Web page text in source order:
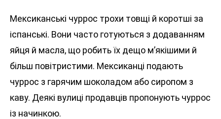
Мексиканські чуррос трохи товщі й коротші за
іспанські. Вони часто готуються з додаванням
яйця й масла, що робить їх дещо м’якішими й
більш повітристими. Мексиканці подають
чуррос з гарячим шоколадом або сиропом з
каву. Деякі вулиці продавців пропонують чуррос
із начинкою.